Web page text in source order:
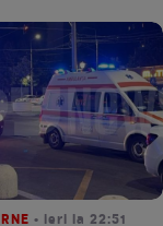
• ieri la 22:51